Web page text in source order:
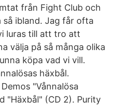
från Fight Club och
så ibland. Jag får ofta
luras till att tro att
välja på så många olika
köpa vad vi vill.
häxbål.
"Vånnalösa
"Häxbål" (CD 2). Purity